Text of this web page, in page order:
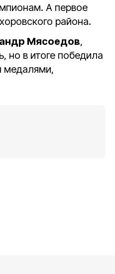
А первое
района.
Мясоедов,
но в итоге победила
медалями,